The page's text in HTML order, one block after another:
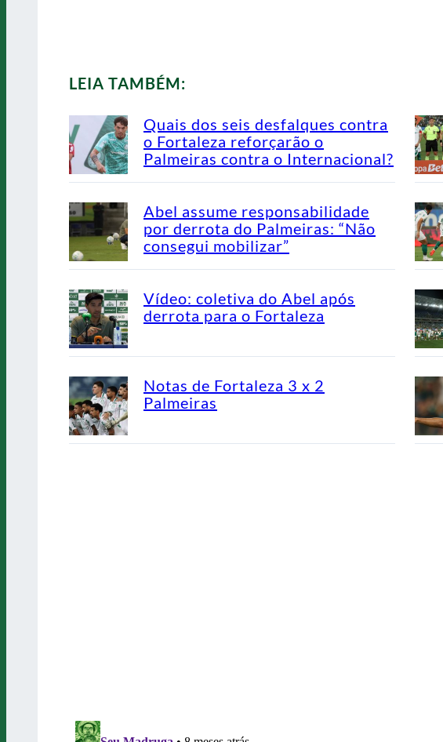
LEIA TAMBÉM:
Quais dos seis desfalques contra
o Fortaleza reforçarão o
Palmeiras contra o Internacional?
Abel assume responsabilidade
por derrota do Palmeiras: “Não
consegui mobilizar”
Vídeo: coletiva do Abel após
derrota para o Fortaleza
Notas de Fortaleza 3 x 2
Palmeiras